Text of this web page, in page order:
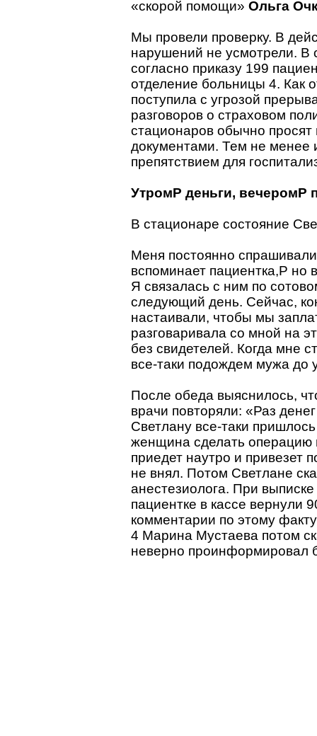
«скорой помощи» Ольга
Мы провели проверку. В
нарушений не усмотрели. В
согласно приказу 199
отделение больницы 4. Как
поступила с угрозой
разговоров о страховом
стационаров обычно
документами. Тем не менее
препятствием для
УтромP деньги, вечеромP
В стационаре состояние
Меня постоянно
вспоминает пациентка,P но
Я связалась с ним по
следующий день. Сейчас,
настаивали, чтобы мы
разговаривала со мной на
без свидетелей. Когда мне
все-таки подождем мужа до
После обеда выяснилось,
врачи повторяли: «Раз
Светлану все-таки
женщина сделать операцию
приедет наутро и привезет
не внял. Потом Светлане
анестезиолога. При
пациентке в кассе вернули
комментарии по этому
4 Марина Мустаева потом
неверно проинформировал